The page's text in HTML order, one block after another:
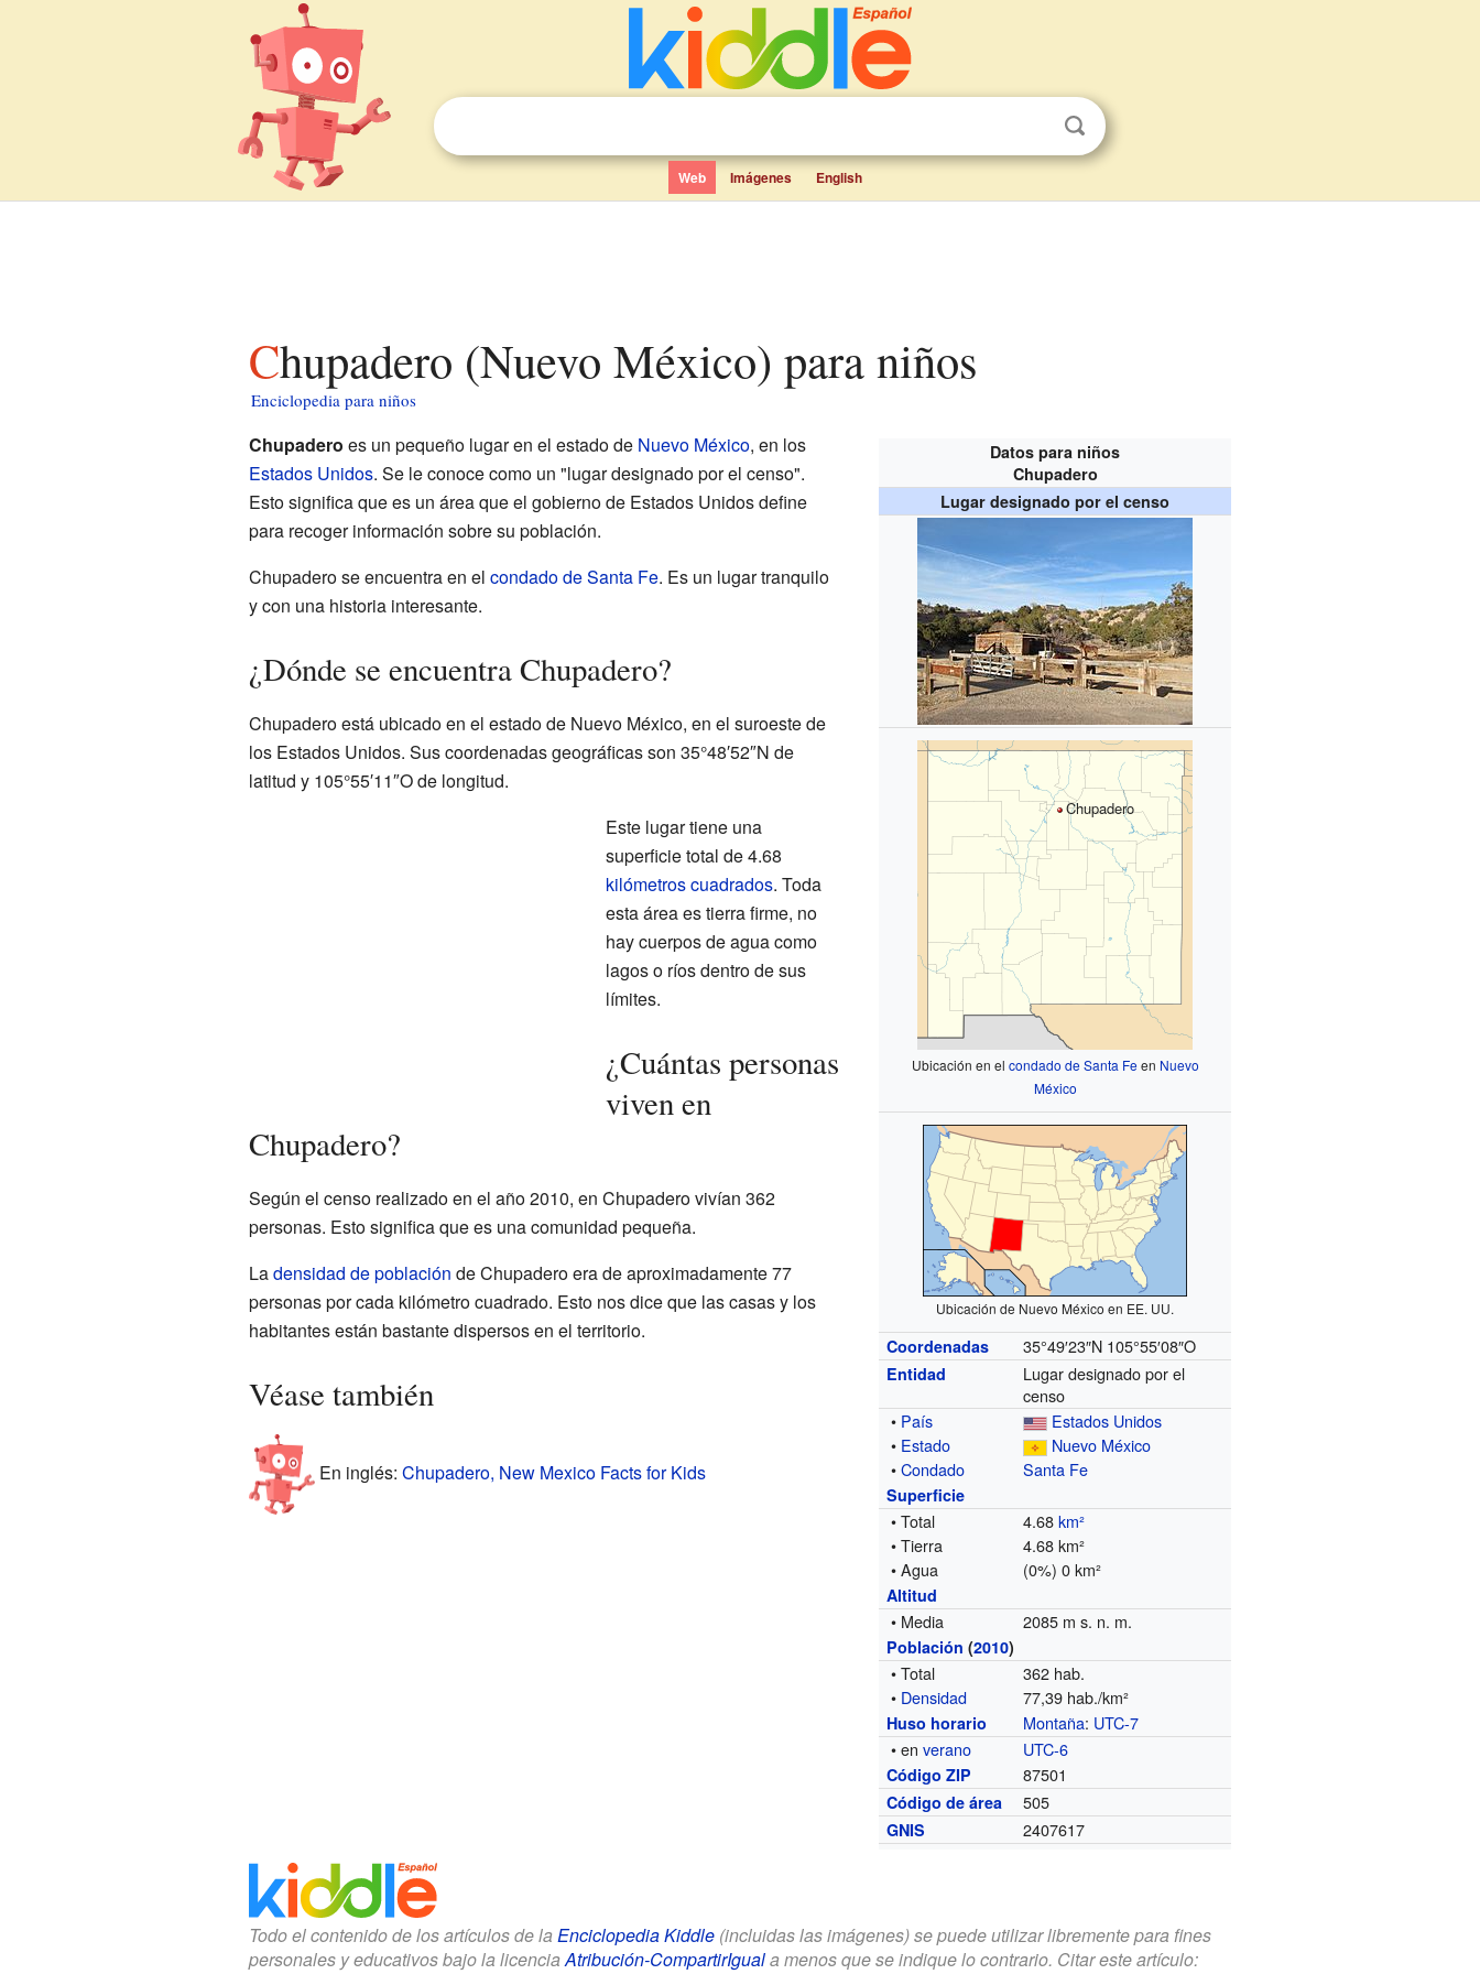
Web Imágenes English
Chupadero (Nuevo México) para niños
Enciclopedia para niños
Datos para niños
Chupadero
Lugar designado por el censo
Chupadero
Ubicación en el condado de Santa Feen Nuevo
México
Ubicación de Nuevo México en EE. UU.
Coordenadas 35°49′23″N 105°55′08″O
Entidad
Lugar designado por el
censo
• País
Estados Unidos
• Estado
Nuevo México
•Condado Santa Fe
Superficie
• Total 4.68km²
• Tierra
4.68 km²
• Agua
(0%) 0 km²
Altitud
• Media 2085 m s. n. m.
Población (2010)
• Total
362 hab.
• Densidad 77,39 hab./km²
Huso horario Montaña: UTC-7
• enverano UTC-6
Código ZIP 87501
Código de área 505
GNIS 2407617
Chupadero es un pequeño lugar en el estado de Nuevo México, en los
Estados Unidos. Se le conoce como un "lugar designado por el censo".
Esto significa que es un área que el gobierno de Estados Unidos define
para recoger información sobre su población.
Chupadero se encuentra en el condado de Santa Fe. Es un lugar tranquilo
y con una historia interesante.
¿Dónde se encuentra Chupadero?
Chupadero está ubicado en el estado de Nuevo México, en el suroeste de
los Estados Unidos. Sus coordenadas geográficas son 35°48′52″N de
latitud y 105°55′11″O de longitud.
Este lugar tiene una
superficie total de 4.68
kilómetros cuadrados. Toda
esta área es tierra firme, no
hay cuerpos de agua como
lagos o ríos dentro de sus
límites.
¿Cuántas personas
viven en
Chupadero?
Según el censo realizado en el año 2010, en Chupadero vivían 362
personas. Esto significa que es una comunidad pequeña.
Ladensidad de población de Chupadero era de aproximadamente 77
personas por cada kilómetro cuadrado. Esto nos dice que las casas y los
habitantes están bastante dispersos en el territorio.
Véase también
En inglés: Chupadero, New Mexico Facts for Kids
Todo el contenido de los artículos de la Enciclopedia Kiddle(incluidas las imágenes) se puede utilizar libremente para fines
personales y educativos bajo la licenciaAtribución-CompartirIguala menos que se indique lo contrario. Citar este artículo: